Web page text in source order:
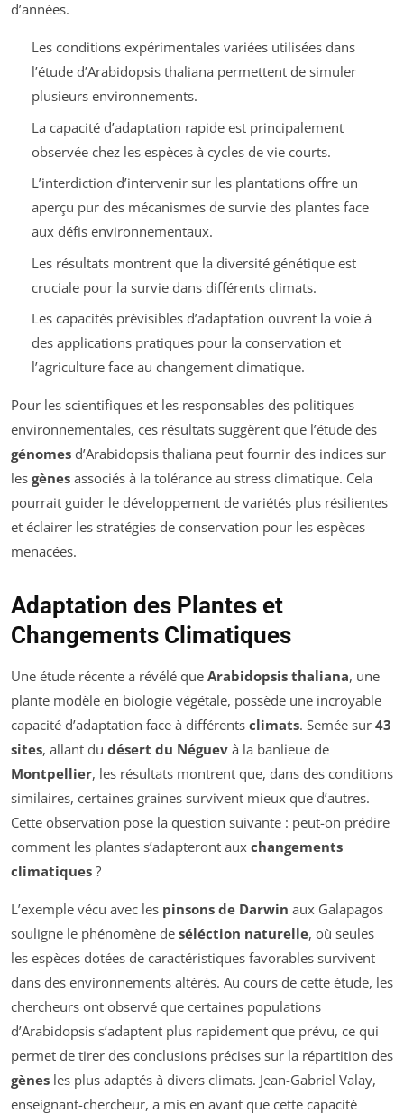
d’années.
Les conditions expérimentales variées utilisées dans
l’étude d’Arabidopsis thaliana permettent de simuler
plusieurs environnements.
La capacité d’adaptation rapide est principalement
observée chez les espèces à cycles de vie courts.
L’interdiction d’intervenir sur les plantations offre un
aperçu pur des mécanismes de survie des plantes face
aux défis environnementaux.
Les résultats montrent que la diversité génétique est
cruciale pour la survie dans différents climats.
Les capacités prévisibles d’adaptation ouvrent la voie à
des applications pratiques pour la conservation et
l’agriculture face au changement climatique.
Pour les scientifiques et les responsables des politiques
environnementales, ces résultats suggèrent que l’étude des
génomes d’Arabidopsis thaliana peut fournir des indices sur
les gènes associés à la tolérance au stress climatique. Cela
pourrait guider le développement de variétés plus résilientes
et éclairer les stratégies de conservation pour les espèces
menacées.
Adaptation des Plantes et
Changements Climatiques
Une étude récente a révélé que Arabidopsis thaliana, une
plante modèle en biologie végétale, possède une incroyable
capacité d’adaptation face à différents climats. Semée sur 43
sites, allant du désert du Néguev à la banlieue de
Montpellier, les résultats montrent que, dans des conditions
similaires, certaines graines survivent mieux que d’autres.
Cette observation pose la question suivante : peut-on prédire
comment les plantes s’adapteront aux changements
climatiques ?
L’exemple vécu avec les pinsons de Darwin aux Galapagos
souligne le phénomène de séléction naturelle, où seules
les espèces dotées de caractéristiques favorables survivent
dans des environnements altérés. Au cours de cette étude, les
chercheurs ont observé que certaines populations
d’Arabidopsis s’adaptent plus rapidement que prévu, ce qui
permet de tirer des conclusions précises sur la répartition des
gènes les plus adaptés à divers climats. Jean-Gabriel Valay,
enseignant-chercheur, a mis en avant que cette capacité